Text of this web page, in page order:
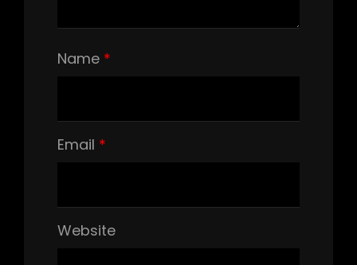
Name *
Email *
Website